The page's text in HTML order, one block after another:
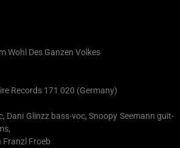
Wohl Des Ganzen Volkes
Records 171 020 (Germany)
Dani Glinzz bass-voc, Snoopy Seemann guit-
Franzl Froeb